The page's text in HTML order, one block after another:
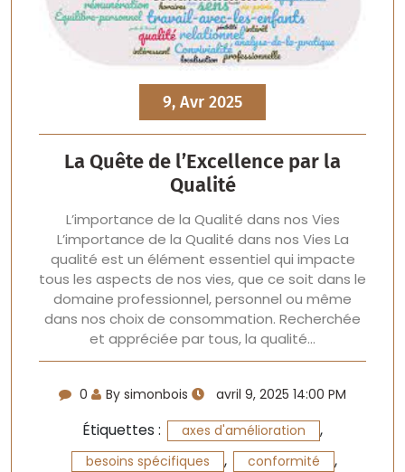
9, Avr 2025
La Quête de l’Excellence par la
Qualité
L’importance de la Qualité dans nos Vies
L’importance de la Qualité dans nos Vies La
qualité est un élément essentiel qui impacte
tous les aspects de nos vies, que ce soit dans le
domaine professionnel, personnel ou même
dans nos choix de consommation. Recherchée
et appréciée par tous, la qualité…
0 By simonbois avril 9, 2025 14:00 PM
Étiquettes : axes d'amélioration ,
besoins spécifiques , conformité ,